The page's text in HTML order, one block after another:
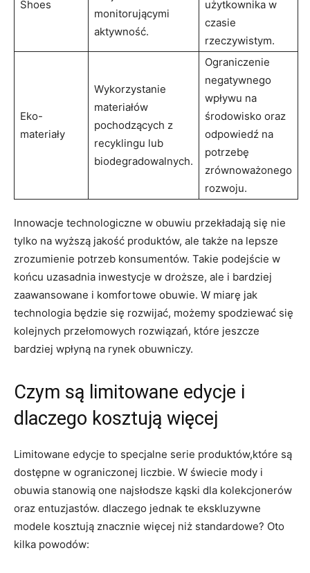
Shoes
monitorującymi
aktywność.
użytkownika w
czasie
rzeczywistym.
Eko-
materiały
Wykorzystanie
materiałów‍
pochodzących z⁤
recyklingu lub
⁤biodegradowalnych.
Ograniczenie
negatywnego
wpływu‌ na⁣
środowisko‍ oraz
odpowiedź ⁤na
potrzebę
zrównoważonego
rozwoju.
Innowacje technologiczne w obuwiu‍ przekładają się nie
tylko na wyższą⁢ jakość ‌produktów, ale także na‍ lepsze
zrozumienie potrzeb konsumentów. Takie ⁤podejście w⁢
końcu uzasadnia inwestycje​ w droższe, ale i ​bardziej
zaawansowane i‍ komfortowe obuwie. W miarę⁢ jak
technologia będzie się ‍rozwijać, możemy spodziewać się
kolejnych ⁢przełomowych​ rozwiązań, które jeszcze
bardziej wpłyną na rynek ‌obuwniczy.
Czym są limitowane edycje ⁢i
dlaczego kosztują ‍więcej
Limitowane edycje to specjalne serie⁣ produktów,które ‌są
dostępne w⁢ ograniczonej liczbie. ⁣W świecie ‌mody i
obuwia‌ stanowią​ one najsłodsze ⁣kąski dla kolekcjonerów
oraz entuzjastów. dlaczego jednak te ⁣ekskluzywne
modele kosztują znacznie więcej niż standardowe?⁣ Oto
‍kilka powodów: